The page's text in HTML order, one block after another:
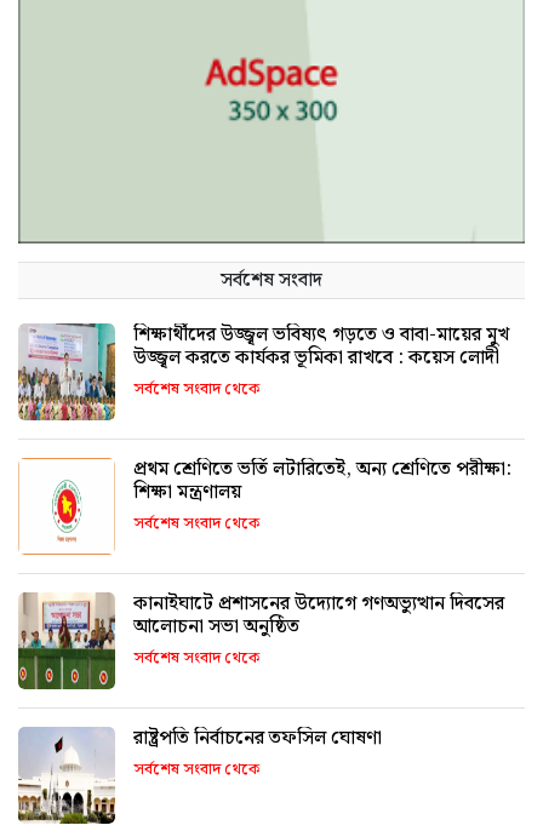
সর্বশেষ সংবাদ
শিক্ষার্থীদের উজ্জ্বল ভবিষ্যৎ গড়তে ও বাবা-মায়ের মুখ
উজ্জ্বল করতে কার্যকর ভূমিকা রাখবে : কয়েস লোদী
সর্বশেষ সংবাদ থেকে
প্রথম শ্রেণিতে ভর্তি লটারিতেই, অন্য শ্রেণিতে পরীক্ষা:
শিক্ষা মন্ত্রণালয়
সর্বশেষ সংবাদ থেকে
কানাইঘাটে প্রশাসনের উদ্যোগে গণঅভ্যুত্থান দিবসের
আলোচনা সভা অনুষ্ঠিত
সর্বশেষ সংবাদ থেকে
রাষ্ট্রপতি নির্বাচনের তফসিল ঘোষণা
সর্বশেষ সংবাদ থেকে